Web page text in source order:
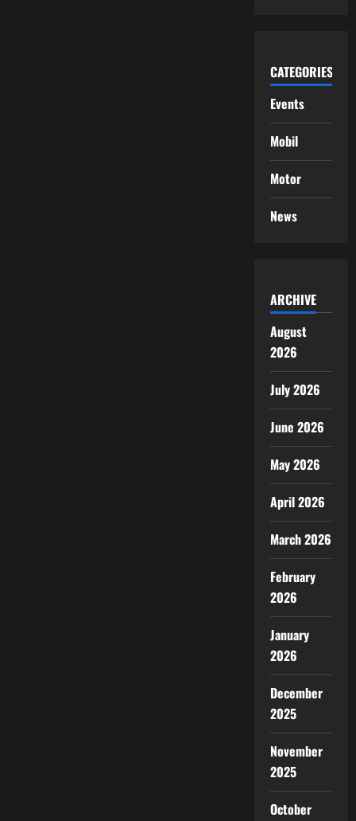
CATEGORIES
Events
Mobil
Motor
News
ARCHIVE
August
2026
July 2026
June 2026
May 2026
April 2026
March 2026
February
2026
January
2026
December
2025
November
2025
October